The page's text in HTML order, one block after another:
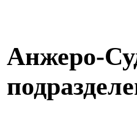
Анжеро-